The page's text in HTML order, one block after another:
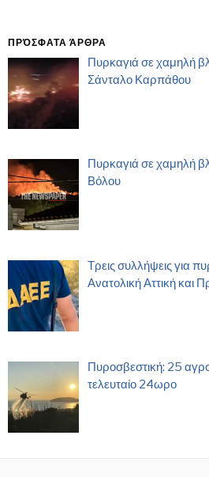
ΠΡΌΣΦΑΤΑ ΆΡΘΡΑ
Πυρκαγιά σε χαμηλή
Σάνταλο Καρπάθου
Πυρκαγιά σε χαμηλή
Βόλου
Τρεις συλλήψεις για
Ανατολική Αττική και
Πυροσβεστική: 25
τελευταίο 24ωρο